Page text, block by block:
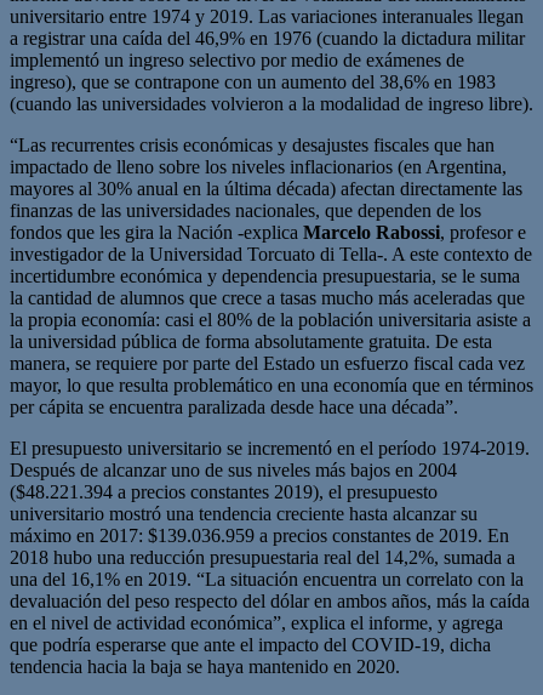
universitario entre 1974 y 2019. Las variaciones interanuales llegan
a registrar una caída del 46,9% en 1976 (cuando la dictadura militar
implementó un ingreso selectivo por medio de exámenes de
ingreso), que se contrapone con un aumento del 38,6% en 1983
(cuando las universidades volvieron a la modalidad de ingreso libre).
“Las recurrentes crisis económicas y desajustes fiscales que han
impactado de lleno sobre los niveles inflacionarios (en Argentina,
mayores al 30% anual en la última década) afectan directamente las
finanzas de las universidades nacionales, que dependen de los
fondos que les gira la Nación -explica Marcelo Rabossi, profesor e
investigador de la Universidad Torcuato di Tella-. A este contexto de
incertidumbre económica y dependencia presupuestaria, se le suma
la cantidad de alumnos que crece a tasas mucho más aceleradas que
la propia economía: casi el 80% de la población universitaria asiste a
la universidad pública de forma absolutamente gratuita. De esta
manera, se requiere por parte del Estado un esfuerzo fiscal cada vez
mayor, lo que resulta problemático en una economía que en términos
per cápita se encuentra paralizada desde hace una década”.
El presupuesto universitario se incrementó en el período 1974-2019.
Después de alcanzar uno de sus niveles más bajos en 2004
($48.221.394 a precios constantes 2019), el presupuesto
universitario mostró una tendencia creciente hasta alcanzar su
máximo en 2017: $139.036.959 a precios constantes de 2019. En
2018 hubo una reducción presupuestaria real del 14,2%, sumada a
una del 16,1% en 2019. “La situación encuentra un correlato con la
devaluación del peso respecto del dólar en ambos años, más la caída
en el nivel de actividad económica”, explica el informe, y agrega
que podría esperarse que ante el impacto del COVID-19, dicha
tendencia hacia la baja se haya mantenido en 2020.